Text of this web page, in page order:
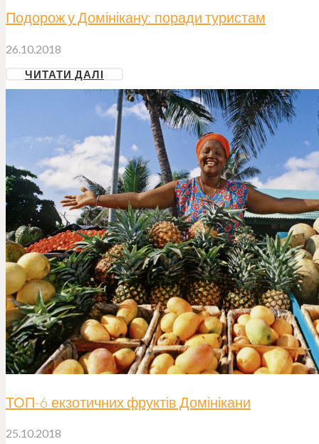
Подорож у Домінікану: поради туристам
26.10.2018
ЧИТАТИ ДАЛІ
ТОП-6 екзотичних фруктів Домінікани
25.10.2018